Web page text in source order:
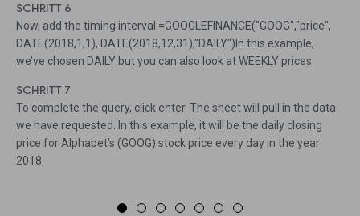
SCHRITT 6
Now, add the timing interval:=GOOGLEFINANCE("GOOG","price",
DATE(2018,1,1), DATE(2018,12,31),"DAILY")In this example,
we’ve chosen DAILY but you can also look at WEEKLY prices.
SCHRITT 7
To complete the query, click enter. The sheet will pull in the data
we have requested. In this example, it will be the daily closing
price for Alphabet’s (GOOG) stock price every day in the year
2018.